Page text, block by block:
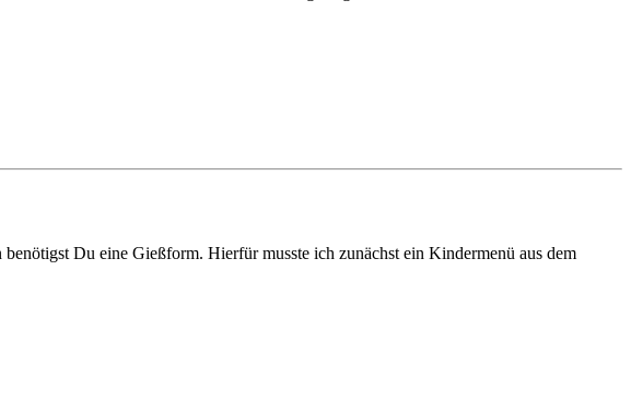
Du eine Gießform. Hierfür musste ich zunächst ein Kindermenü aus dem